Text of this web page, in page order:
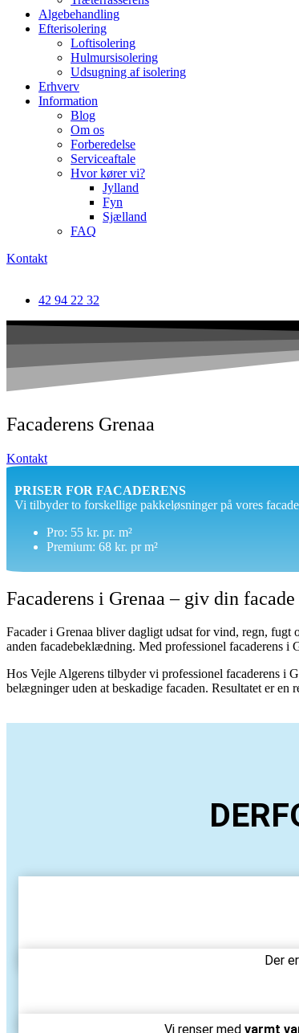
Algebehandling
Efterisolering
Loftisolering
Hulmursisolering
Udsugning af isolering
Erhverv
Information
Blog
Om os
Forberedelse
Serviceaftale
Hvor kører vi?
Jylland
Fyn
Sjælland
FAQ
Kontakt
42 94 22 32
Facaderens Grenaa
Kontakt
PRISER FOR FACADERENS
Vi tilbyder to forskellige pakkeløsninger på vores
Pro: 55 kr. pr. m²
Premium: 68 kr. pr m²
Facaderens i Grenaa – giv din
Facader i Grenaa bliver dagligt udsat for vind, regn,
anden facadebeklædning. Med professionel facaderens i
Hos Vejle Algerens tilbyder vi professionel facaderens i
belægninger uden at beskadige facaden. Resultatet er
Der
Vi renser med varmt